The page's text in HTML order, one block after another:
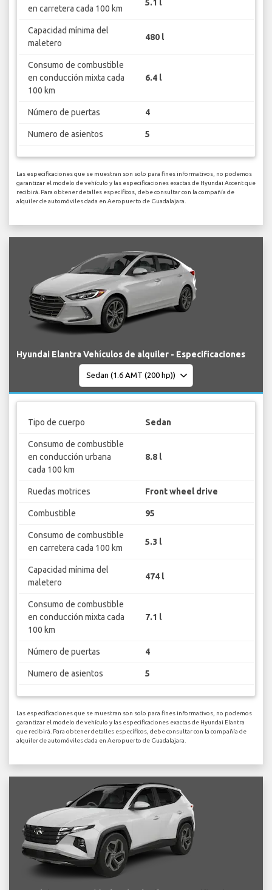
en carretera cada 100 km
5.1 l
Capacidad mínima del
maletero
480 l
Consumo de combustible
en conducción mixta cada
100 km
6.4 l
Número de puertas 4
Numero de asientos 5
Las especificaciones que se muestran son solo para fines informativos, no podemos
garantizar el modelo de vehículo y las especificaciones exactas de Hyundai Accent que
recibirá. Para obtener detalles específicos, debe consultar con la compañía de
alquiler de automóviles dada en Aeropuerto de Guadalajara.
Hyundai Elantra Vehículos de alquiler - Especificaciones
Tipo de cuerpo Sedan
Consumo de combustible
en conducción urbana
cada 100 km
8.8 l
Ruedas motrices Front wheel drive
Combustible 95
Consumo de combustible
en carretera cada 100 km
5.3 l
Capacidad mínima del
maletero
474 l
Consumo de combustible
en conducción mixta cada
100 km
7.1 l
Número de puertas 4
Numero de asientos 5
Las especificaciones que se muestran son solo para fines informativos, no podemos
garantizar el modelo de vehículo y las especificaciones exactas de Hyundai Elantra
que recibirá. Para obtener detalles específicos, debe consultar con la compañía de
alquiler de automóviles dada en Aeropuerto de Guadalajara.